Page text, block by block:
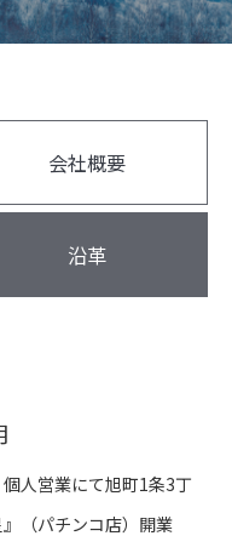
会社概要
沿革
人営業にて旭町1条3丁
（パチンコ店）開業